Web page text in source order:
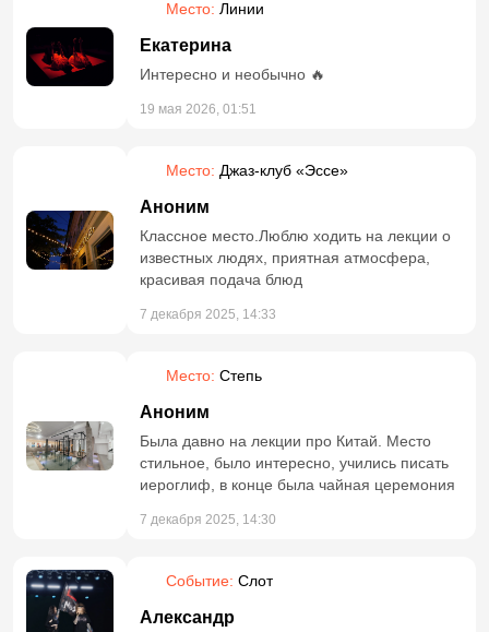
Место: Линии
Екатерина
Интересно и необычно 🔥
19 мая 2026, 01:51
Место: Джаз-клуб «Эссе»
Аноним
Классное место.Люблю ходить на лекции о
известных людях, приятная атмосфера,
красивая подача блюд
7 декабря 2025, 14:33
Место: Степь
Аноним
Была давно на лекции про Китай. Место
стильное, было интересно, учились писать
иероглиф, в конце была чайная церемония
7 декабря 2025, 14:30
Событие: Слот
Александр